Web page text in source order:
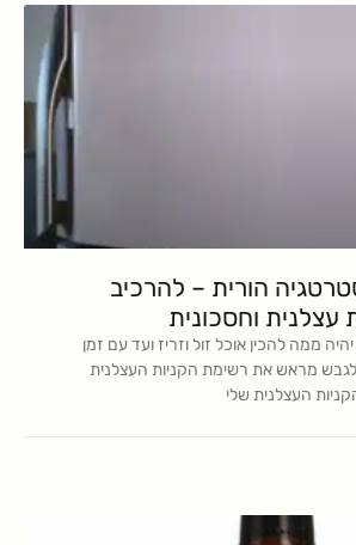
הורית – להרכיב
עצלנית וחסכונית
ממה להכין אוכל זול וזריז ועד עם זמן
מראש את רשימת הקניות העצלנית
העצלנית שלי